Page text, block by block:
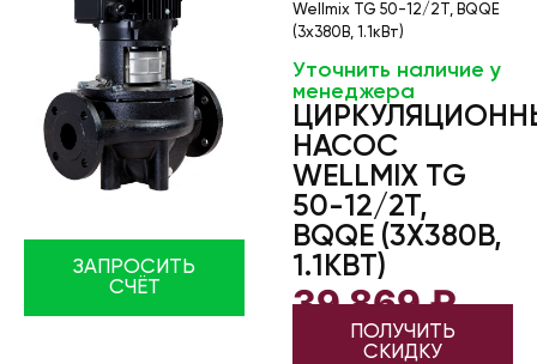
ЗАПРОСИТЬ
СЧЁТ
Wellmix TG 50-12/2T, BQQE
(3х380В, 1.1кВт)
Уточнить наличие у
менеджера
НАСОС
WELLMIX TG
50-12/2T,
BQQE (3Х380В,
1.1КВТ)
39 869₽
ПОЛУЧИТЬ
СКИДКУ